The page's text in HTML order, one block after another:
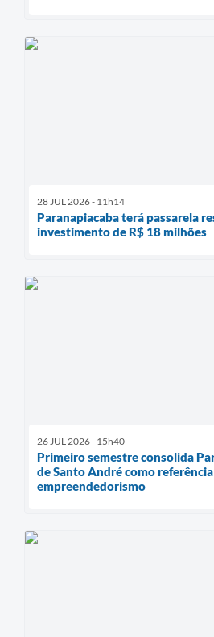
28 JUL 2026 - 11h14
Paranapiacaba terá passarela
investimento de R$ 18 milhões
26 JUL 2026 - 15h40
Primeiro semestre consolida
de Santo André como
empreendedorismo